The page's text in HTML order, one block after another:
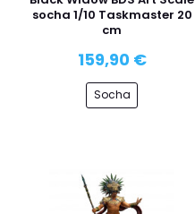
socha 1/10 Taskmaster 20
cm
159,90 €
Socha